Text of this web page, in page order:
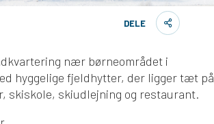
DELE
nær børneområdet i
hyggelige fjeldhytter, der ligger tæt på
skiskole, skiudlejning og restaurant.